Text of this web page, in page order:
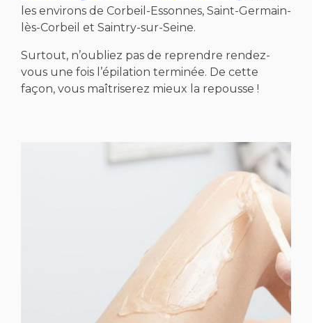
les environs de Corbeil-Essonnes, Saint-Germain-
lès-Corbeil et Saintry-sur-Seine.
Surtout, n’oubliez pas de reprendre rendez-
vous une fois l’épilation terminée. De cette
façon, vous maîtriserez mieux la repousse !